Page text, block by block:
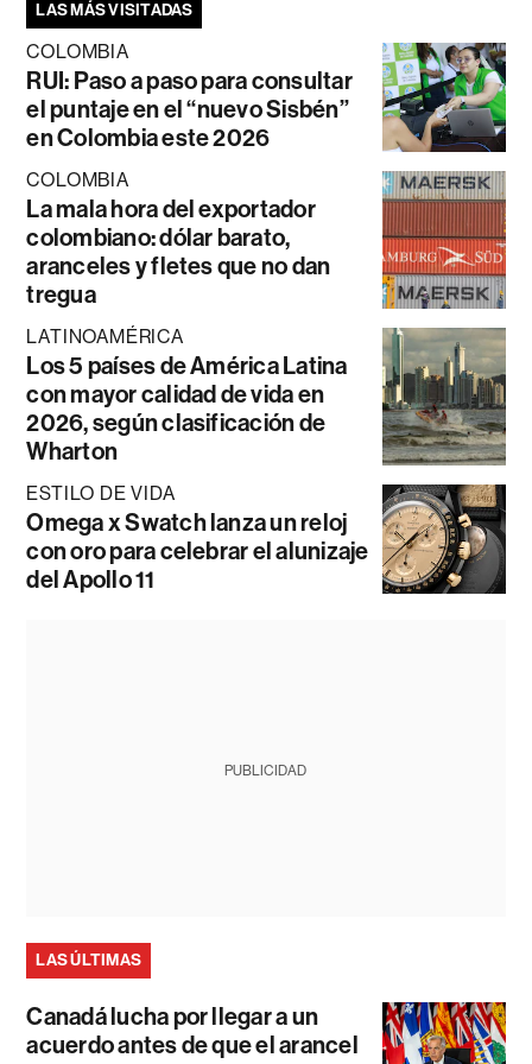
LAS MÁS VISITADAS
COLOMBIA
RUI: Paso a paso para consultar
el puntaje en el “nuevo Sisbén”
en Colombia este 2026
COLOMBIA
La mala hora del exportador
colombiano: dólar barato,
aranceles y fletes que no dan
tregua
LATINOAMÉRICA
Los 5 países de América Latina
con mayor calidad de vida en
2026, según clasificación de
Wharton
ESTILO DE VIDA
Omega x Swatch lanza un reloj
con oro para celebrar el alunizaje
del Apollo 11
PUBLICIDAD
LAS ÚLTIMAS
Canadá lucha por llegar a un
acuerdo antes de que el arancel